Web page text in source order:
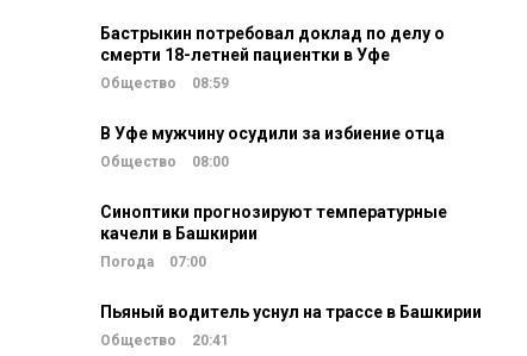
Бастрыкин потребовал доклад по делу о
смерти 18-летней пациентки в Уфе
Общество 08:59
В Уфе мужчину осудили за избиение отца
Общество 08:00
Синоптики прогнозируют температурные
качели в Башкирии
Погода 07:00
Пьяный водитель уснул на трассе в Башкирии
Общество 20:41